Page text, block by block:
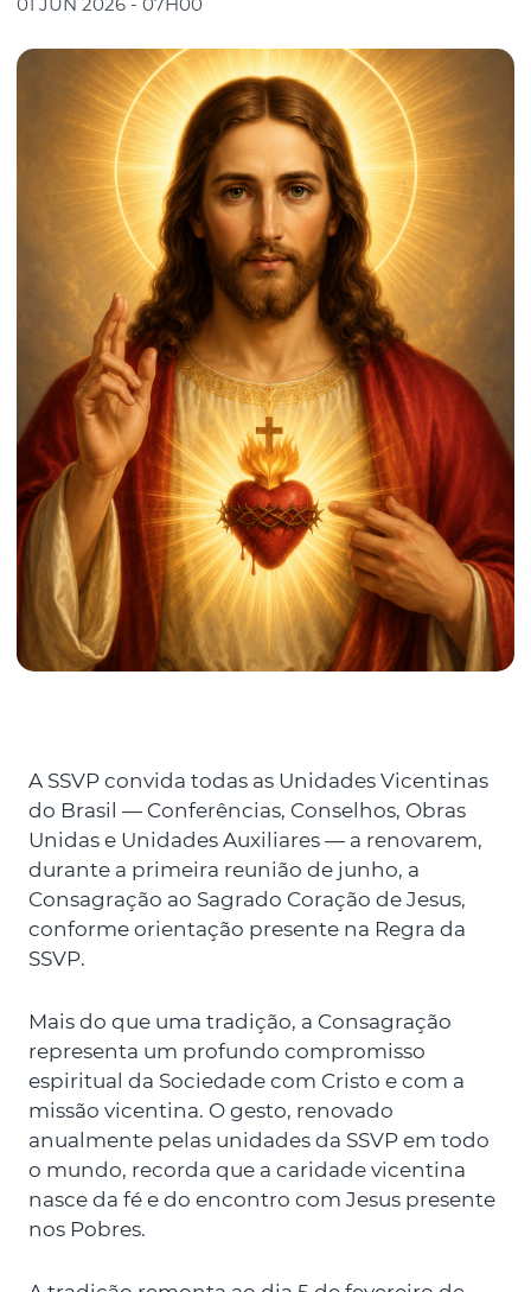
A SSVP convida todas as Unidades Vicentinas
do Brasil — Conferências, Conselhos, Obras
Unidas e Unidades Auxiliares — a renovarem,
durante a primeira reunião de junho, a
Consagração ao Sagrado Coração de Jesus,
conforme orientação presente na Regra da
SSVP.
Mais do que uma tradição, a Consagração
representa um profundo compromisso
espiritual da Sociedade com Cristo e com a
missão vicentina. O gesto, renovado
anualmente pelas unidades da SSVP em todo
o mundo, recorda que a caridade vicentina
nasce da fé e do encontro com Jesus presente
nos Pobres.